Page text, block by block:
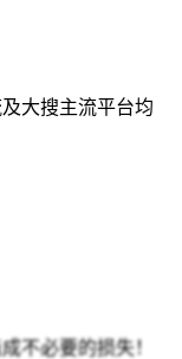
大搜主流平台均
不必要的损失！